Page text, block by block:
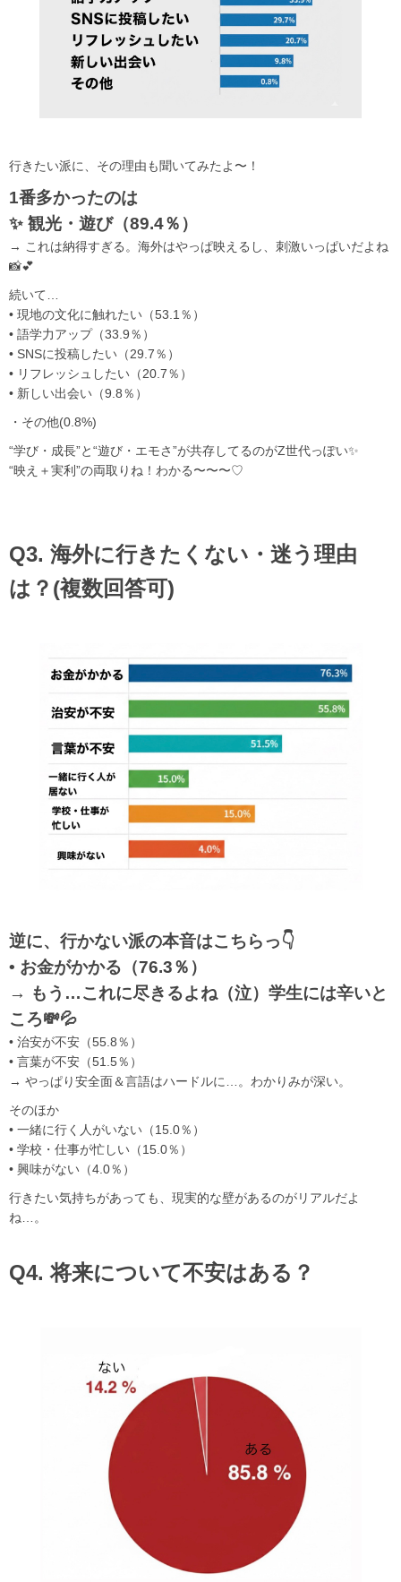
行きたい派に、その理由も聞いてみたよ〜！
1番多かったのは
✨ 観光・遊び（89.4％）
→ これは納得すぎる。海外はやっぱ映えるし、刺激いっぱいだよね
📸💕
続いて…
• 現地の文化に触れたい（53.1％）
• 語学力アップ（33.9％）
• SNSに投稿したい（29.7％）
• リフレッシュしたい（20.7％）
• 新しい出会い（9.8％）
・その他(0.8%)
“学び・成長”と“遊び・エモさ”が共存してるのがZ世代っぽい✨
“映え＋実利”の両取りね！わかる〜〜〜♡
Q3. 海外に行きたくない・迷う理由
は？(複数回答可)
逆に、行かない派の本音はこちらっ👇
• お金がかかる（76.3％）
→ もう…これに尽きるよね（泣）学生には辛いと
ころ💸💦
• 治安が不安（55.8％）
• 言葉が不安（51.5％）
→ やっぱり安全面＆言語はハードルに…。わかりみが深い。
そのほか
• 一緒に行く人がいない（15.0％）
• 学校・仕事が忙しい（15.0％）
• 興味がない（4.0％）
行きたい気持ちがあっても、現実的な壁があるのがリアルだよ
ね…。
Q4. 将来について不安はある？